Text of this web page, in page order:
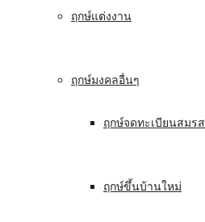
ฤกษ์แต่งงาน
ฤกษ์มงคลอื่นๆ
ฤกษ์จดทะเบียนสมรส
ฤกษ์ขึ้นบ้านใหม่